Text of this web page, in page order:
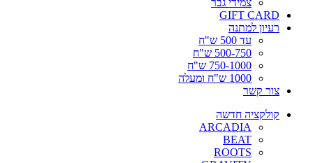
צמידי גבר
GIFT CARD
רעיון למתנה
עד 500 ש"ח
500-750 ש"ח
750-1000 ש"ח
1000 ש"ח ומעלה
צור קשר
קולקציה חדשה
ARCADIA
BEAT
ROOTS